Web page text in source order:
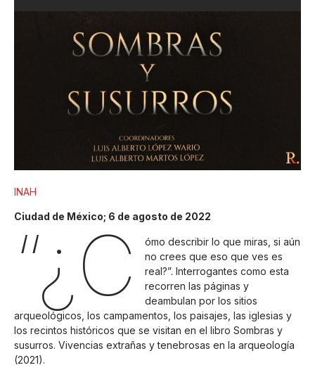
INAH
Ciudad de México; 6 de agosto de 2022
“¿C
ómo describir lo que miras, si aún
no crees que eso que ves es
real?”. Interrogantes como esta
recorren las páginas y
deambulan por los sitios
arqueológicos, los campamentos, los paisajes, las iglesias y
los recintos históricos que se visitan en el libro Sombras y
susurros. Vivencias extrañas y tenebrosas en la arqueología
(2021).